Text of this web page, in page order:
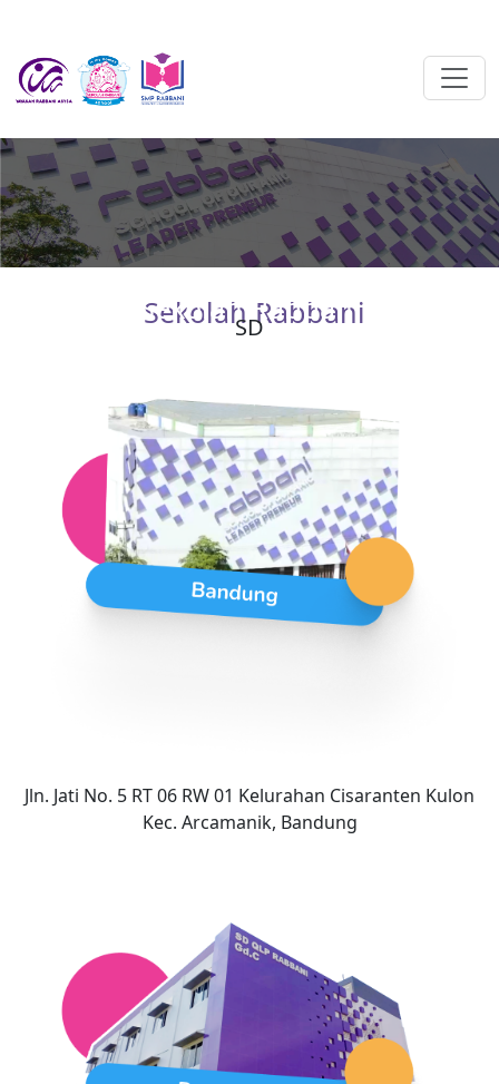
Sekolah Rabbani
SD
Jln. Jati No. 5 RT 06 RW 01 Kelurahan Cisaranten Kulon
Kec. Arcamanik, Bandung